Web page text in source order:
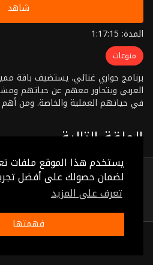
يستخدم هذا الموقع ملفات
لضمان حصولك على أفضل
تعرف على المزيد
فهمتها
شاهد
المدة: 1:17:15
منوعات
برنامج حواري غنائي، يستضيف باقة
العربي ويتحاور معهم عن حياتهم
في حياتهم العملية والخاصة. ومن أهم
وليد توفيق، فردوس عبد الحميد، محمد
علي عبد الستار، سعاد محمد، جوليا
الحلقة التالية
(1:32:20)